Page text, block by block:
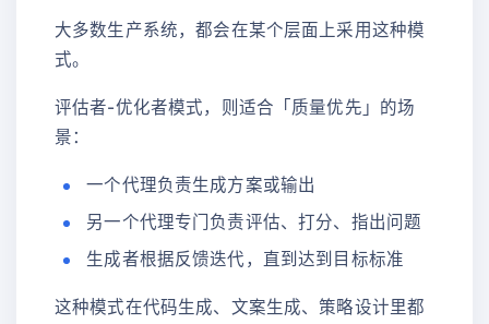
大多数生产系统，都会在某个层面上采用这种模
式。
评估者-优化者模式，则适合「质量优先」的场
景：
一个代理负责生成方案或输出
另一个代理专门负责评估、打分、指出问题
生成者根据反馈迭代，直到达到目标标准
这种模式在代码生成、文案生成、策略设计里都